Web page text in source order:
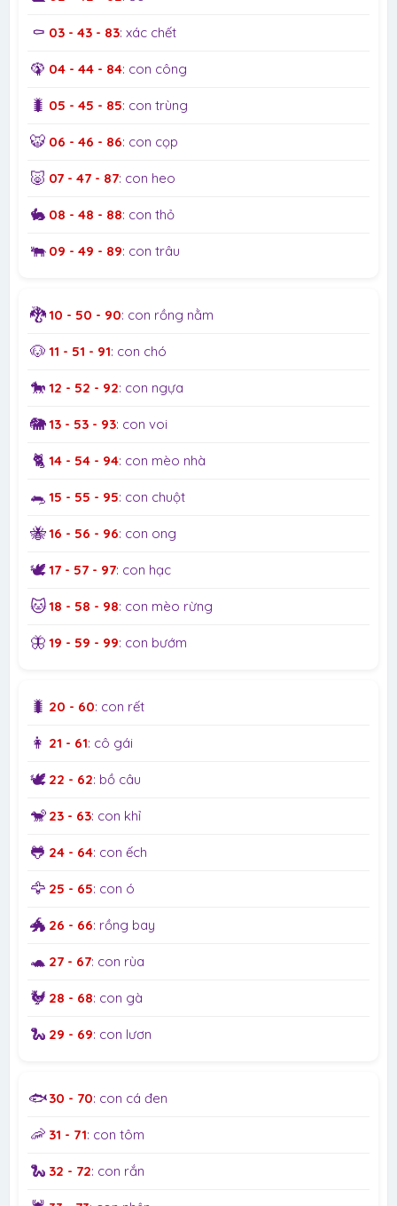
⚰️ 03 - 43 - 83: xác chết
🦚 04 - 44 - 84: con công
🐛 05 - 45 - 85: con trùng
🐯 06 - 46 - 86: con cọp
🐷 07 - 47 - 87: con heo
🐇 08 - 48 - 88: con thỏ
🐃 09 - 49 - 89: con trâu
🐉10 - 50 - 90: con rồng nằm
🐶 11 - 51 - 91: con chó
🐎 12 - 52 - 92: con ngựa
🐘13 - 53 - 93: con voi
🐈 14 - 54 - 94: con mèo nhà
🐀 15 - 55 - 95: con chuột
🐝16 - 56 - 96: con ong
🕊️17 - 57 - 97: con hạc
🐱18 - 58 - 98: con mèo rừng
🦋 19 - 59 - 99: con bướm
🐛 20 - 60: con rết
👩 21 - 61: cô gái
🕊️ 22 - 62: bồ câu
🐒 23 - 63: con khỉ
🐸 24 - 64: con ếch
🦅 25 - 65: con ó
🐲 26 - 66: rồng bay
🐢 27 - 67: con rùa
🐓 28 - 68: con gà
🐍 29 - 69: con lươn
🐟30 - 70: con cá đen
🦐 31 - 71: con tôm
🐍 32 - 72: con rắn